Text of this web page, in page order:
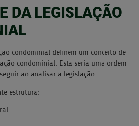
DA LEGISLAÇÃO
condominial definem um conceito de
condominial. Esta seria uma ordem
ao analisar a legislação.
estrutura: